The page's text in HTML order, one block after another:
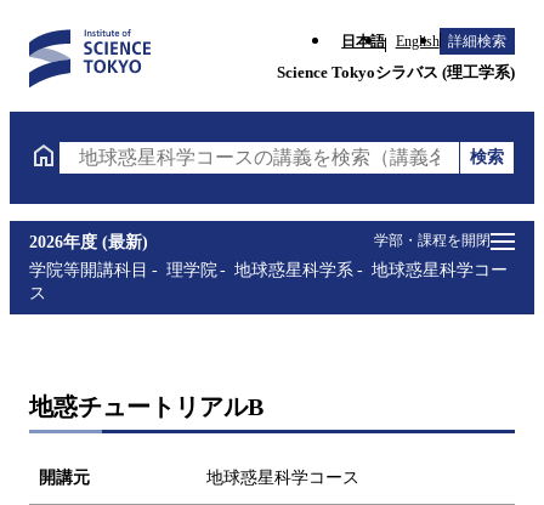
日本語 English 詳細検索
Science Tokyoシラバス (理工学系)
地球惑星科学コースの講義を検索（講義名・科目コ
検索
学部・課程を開閉
2026年度 (最新)
学院等開講科目
理学院 地球惑星科学系
地球惑星科学コー
ス
地惑チュートリアルB
開講元 地球惑星科学コース